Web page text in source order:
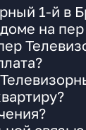
1-й в
на